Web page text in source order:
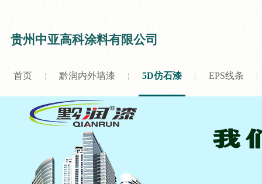
贵州中亚高科涂料有限公司
首页 黔润内外墙漆 5D仿石漆 EPS线条